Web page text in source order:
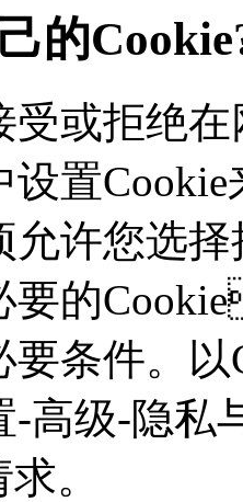
的
受或拒绝
置
允许您选
要的
条件。以
-高级-隐私
。